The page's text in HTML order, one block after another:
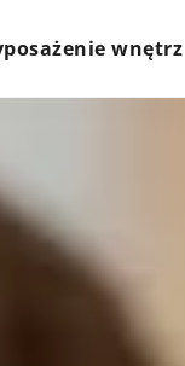
wnętrz